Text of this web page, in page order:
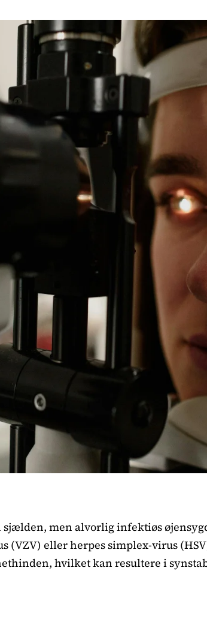
men alvorlig infektiøs
(VZV) eller herpes simplex-virus
hvilket kan resultere i